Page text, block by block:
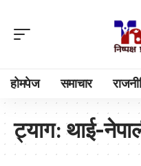
होमपेज समाचार
ट्याग: थाई-